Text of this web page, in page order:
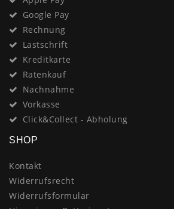
Google Pay
Rechnung
Lastschrift
Kreditkarte
Ratenkauf
Nachnahme
Vorkasse
Click&Collect - Abholung
SHOP
Kontakt
Widerrufsrecht
Widerrufsformular